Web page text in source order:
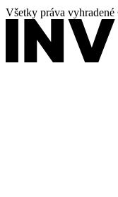
Všetky práva